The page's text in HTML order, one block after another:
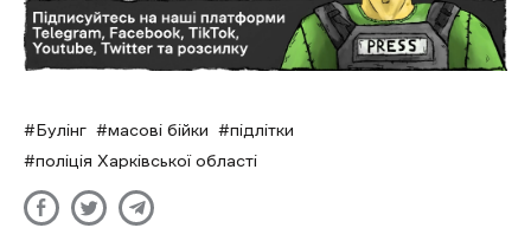
Булінг масові бійки
підлітки
поліція Харківської області